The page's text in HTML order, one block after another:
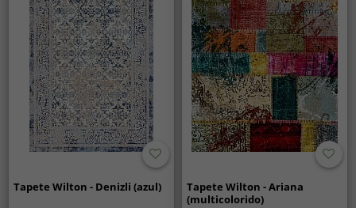
Tapete Wilton - Denizli (azul)
Tapete Wilton - Ariana
(multicolorido)